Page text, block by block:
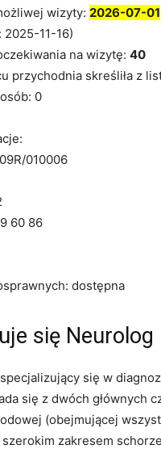
wizyty: 2026-07-01
2025-11-16)
na wizytę: 40
przychodnia skreśliła z
0
010006
60 86
dostępna
się Neurolog
się w
się z dwóch
(obejmującej
zakresem